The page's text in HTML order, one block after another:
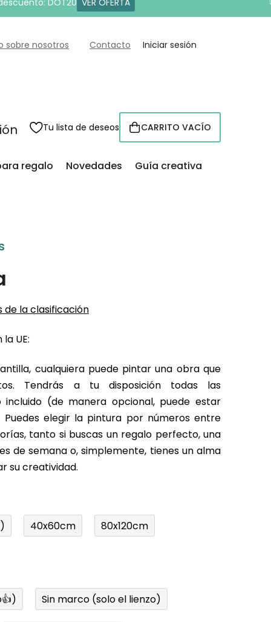
DOT20 VER OFERTA
sobre nosotros Contacto Iniciar sesión
Tu lista de deseos CESTA
CARRITO VACÍO
regalo Novedades Guía creativa
de la clasificación
UE:
cualquiera puede pintar una obra que
Tendrás a tu disposición todas las
incluido (de manera opcional, puede estar
elegir la pintura por números entre
tanto si buscas un regalo perfecto, una
de semana o, simplemente, tienes un alma
su creatividad.
40x60cm 80x120cm
Sin marco (solo el lienzo)